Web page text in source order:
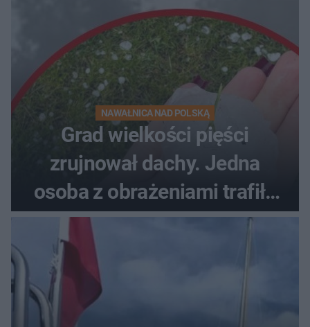
NAWAŁNICA NAD POLSKĄ
Grad wielkości pięści
zrujnował dachy. Jedna
osoba z obrażeniami trafiła
do szpitala